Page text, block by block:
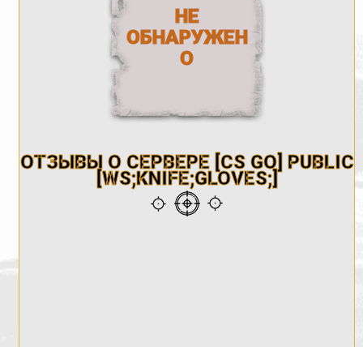
НЕ
ОБНАРУЖЕН
О
ОТЗЫВЫ О СЕРВЕРЕ [CS GO] PUBLIC
[WS;KNIFE;GLOVES;]